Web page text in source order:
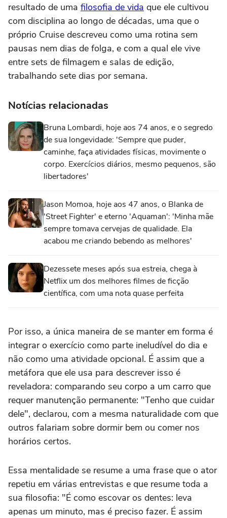
resultado de uma filosofia de vida que ele cultivou
com disciplina ao longo de décadas, uma que o
próprio Cruise descreveu como uma rotina sem
pausas nem dias de folga, e com a qual ele vive
entre sets de filmagem e salas de edição,
trabalhando sete dias por semana.
Notícias relacionadas
Bruna Lombardi, hoje aos 74 anos, e o segredo
de sua longevidade: 'Sempre que puder,
caminhe, faça atividades físicas, movimente o
corpo. Exercícios diários, mesmo pequenos, são
libertadores'
Jason Momoa, hoje aos 47 anos, o Blanka de
'Street Fighter' e eterno 'Aquaman': 'Minha mãe
sempre tomava cervejas de qualidade. Ela
acabou me criando bebendo as melhores'
Dezessete meses após sua estreia, chega à
Netflix um dos melhores filmes de ficção
científica, com uma nota quase perfeita
Por isso, a única maneira de se manter em forma é
integrar o exercício como parte ineludível do dia e
não como uma atividade opcional. É assim que a
metáfora que ele usa para descrever isso é
reveladora: comparando seu corpo a um carro que
requer manutenção permanente: "Tenho que cuidar
dele", declarou, com a mesma naturalidade com que
outros falariam sobre dormir bem ou comer nos
horários certos.
Essa mentalidade se resume a uma frase que o ator
repetiu em várias entrevistas e que resume toda a
sua filosofia: "É como escovar os dentes: leva
apenas um minuto, mas é preciso fazer. É assim